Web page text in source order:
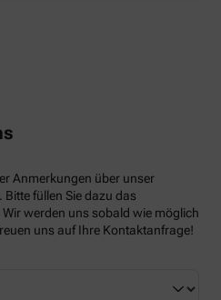
Anmerkungen über unser
füllen Sie dazu das
werden uns sobald wie möglich
uns auf Ihre Kontaktanfrage!